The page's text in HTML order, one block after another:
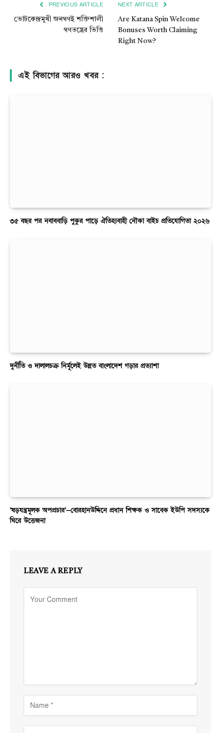
PREVIOUS ARTICLE
ভোটকেন্দ্রমুখী জনগণই শক্তিশালী
গণতন্ত্রের ভিত্তি
NEXT ARTICLE
Are Katana Spin Welcome
Bonuses Worth Claiming
Right Now?
এই বিভাগের আরও খবর :
৩৫ বছর পর নবাববাড়ি পুকুর পাড়ে ঐতিহ্যবাহী নৌকা বাইচ প্রতিযোগিতা ২০২৬
দুর্নীতি ও দালালচক্র নির্মূলেই উন্নত বাংলাদেশ গড়ার প্রত্যাশা
‘ষড়যন্ত্রমূলক অপপ্রচার’—বোরহানউদ্দিনে প্রধান শিক্ষক ও সাবেক ইউপি সদস্যকে
ঘিরে উত্তেজনা
LEAVE A REPLY